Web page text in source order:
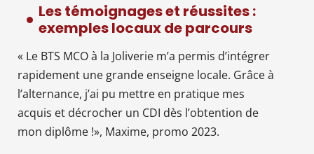
Les témoignages et réussites :
exemples locaux de parcours
« Le BTS MCO à la Joliverie m’a permis d’intégrer
rapidement une grande enseigne locale. Grâce à
l’alternance, j’ai pu mettre en pratique mes
acquis et décrocher un CDI dès l’obtention de
mon diplôme !», Maxime, promo 2023.